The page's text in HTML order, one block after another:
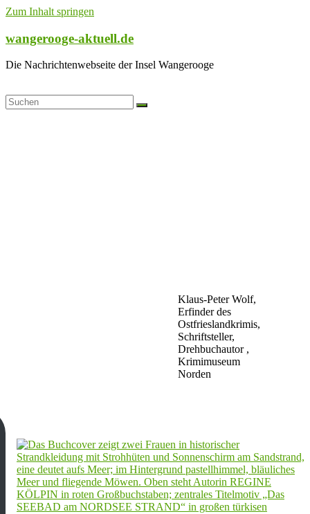
Zum Inhalt springen
wangerooge-aktuell.de
Die Nachrichtenwebseite der Insel Wangerooge
Klaus-Peter Wolf,
Erfinder des
Ostfrieslandkrimis,
Schriftsteller,
Drehbuchautor ,
Krimimuseum
Norden